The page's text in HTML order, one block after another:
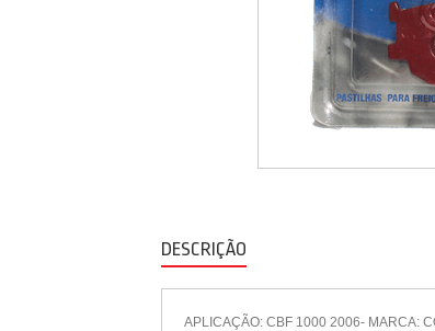
DESCRIÇÃO
APLICAÇÃO: CBF 1000 2006- MARCA: